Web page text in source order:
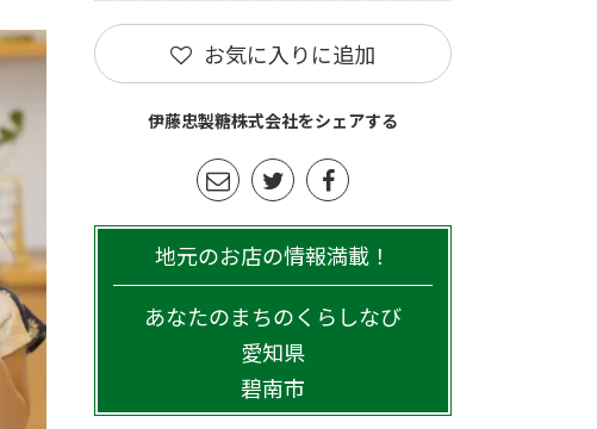
お気に入りに追加
伊藤忠製糖株式会社をシェアする
地元のお店の情報満載！
あなたのまちのくらしなび
愛知県
碧南市